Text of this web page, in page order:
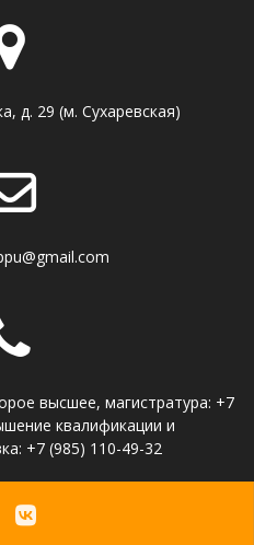
д. 29 (м. Сухаревская)
высшее, магистратура: +7
квалификации и
+7 (985) 110-49-32